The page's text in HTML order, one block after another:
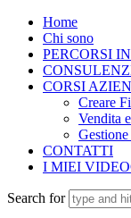
Home
Chi sono
PERCORSI
CORSI
Creare
Vendita
CONTATTI
I MIEI
Search for